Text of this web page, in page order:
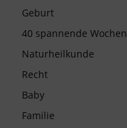
Geburt
40 spannende Wochen
Naturheilkunde
Recht
Baby
Familie